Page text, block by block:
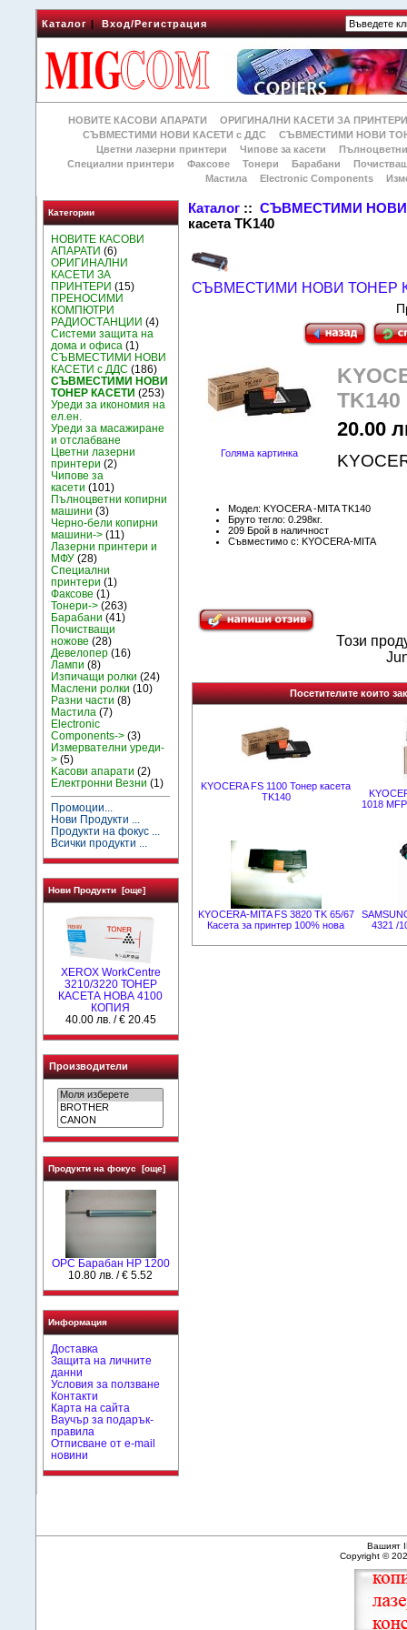
Каталог|Вход/Регистрация
НОВИТЕ КАСОВИ АПАРАТИ
ОРИГИНАЛНИ КАСЕТИ ЗА
СЪВМЕСТИМИ НОВИ КАСЕТИ с ДДС
СЪВМЕСТИМИ НОВИ
Цветни лазерни принтери
Чипове за касети
Специални принтери
Факсове Тонери Барабани
Мастила
Electronic Components
Категории
НОВИТЕ КАСОВИ
АПАРАТИ (6)
ОРИГИНАЛНИ
КАСЕТИ ЗА
ПРИНТЕРИ (15)
ПРЕНОСИМИ
КОМПЮТРИ
РАДИОСТАНЦИИ (4)
Системи защита на
дома и офиса (1)
СЪВМЕСТИМИ НОВИ
КАСЕТИ с ДДС (186)
СЪВМЕСТИМИ НОВИ
ТОНЕР КАСЕТИ (253)
Уреди за икономия на
ел.ен.
Уреди за масажиране
и отслабване
Цветни лазерни
принтери (2)
Чипове за
касети (101)
Пълноцветни копирни
машини (3)
Черно-бели копирни
машини-> (11)
Лазерни принтери и
МФУ (28)
Специални
принтери (1)
Факсове (1)
Тонери-> (263)
Барабани (41)
Почистващи
ножове (28)
Девелопер (16)
Лампи (8)
Изпичащи ролки (24)
Маслени ролки (10)
Разни части (8)
Мастила (7)
Electronic
Components-> (3)
Измервателни уреди-
> (5)
Kасови апарати (2)
Електронни Везни (1)
Промоции...
Нови Продукти ...
Продукти на фокус ...
Всички продукти ...
Нови Продукти [още]
XEROX WorkCentre
3210/3220 ТОНЕР
КАСЕТА НОВА 4100
КОПИЯ
40.00 лв. / € 20.45
Производители
Продукти на фокус [още]
OPC Барабан HP 1200
10.80 лв. / € 5.52
Информация
Доставка
Защита на личните
данни
Условия за ползване
Контакти
Карта на сайта
Ваучър за подарък-
правила
Отписване от e-mail
новини
Каталог ::СЪВМЕСТИМИ НОВИ
касета TK140
СЪВМЕСТИМИ НОВИ ТОНЕР
Голяма картинка
TK140
20.00
Модел: KYOCERA -MITA TK140
Бруто тегло: 0.298кг.
209 Брой в наличност
Съвместимо с: KYOCERA-MITA
Този
Посетителите които
KYOCERA FS 1100 Тонер касета
TK140
1018
KYOCERA-MITA FS 3820 TK 65/67
Касета за принтер 100% нова
4321 /
Вашият
Copyright ©